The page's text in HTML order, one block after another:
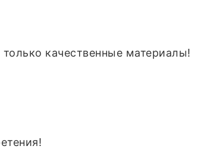
качественные материалы!